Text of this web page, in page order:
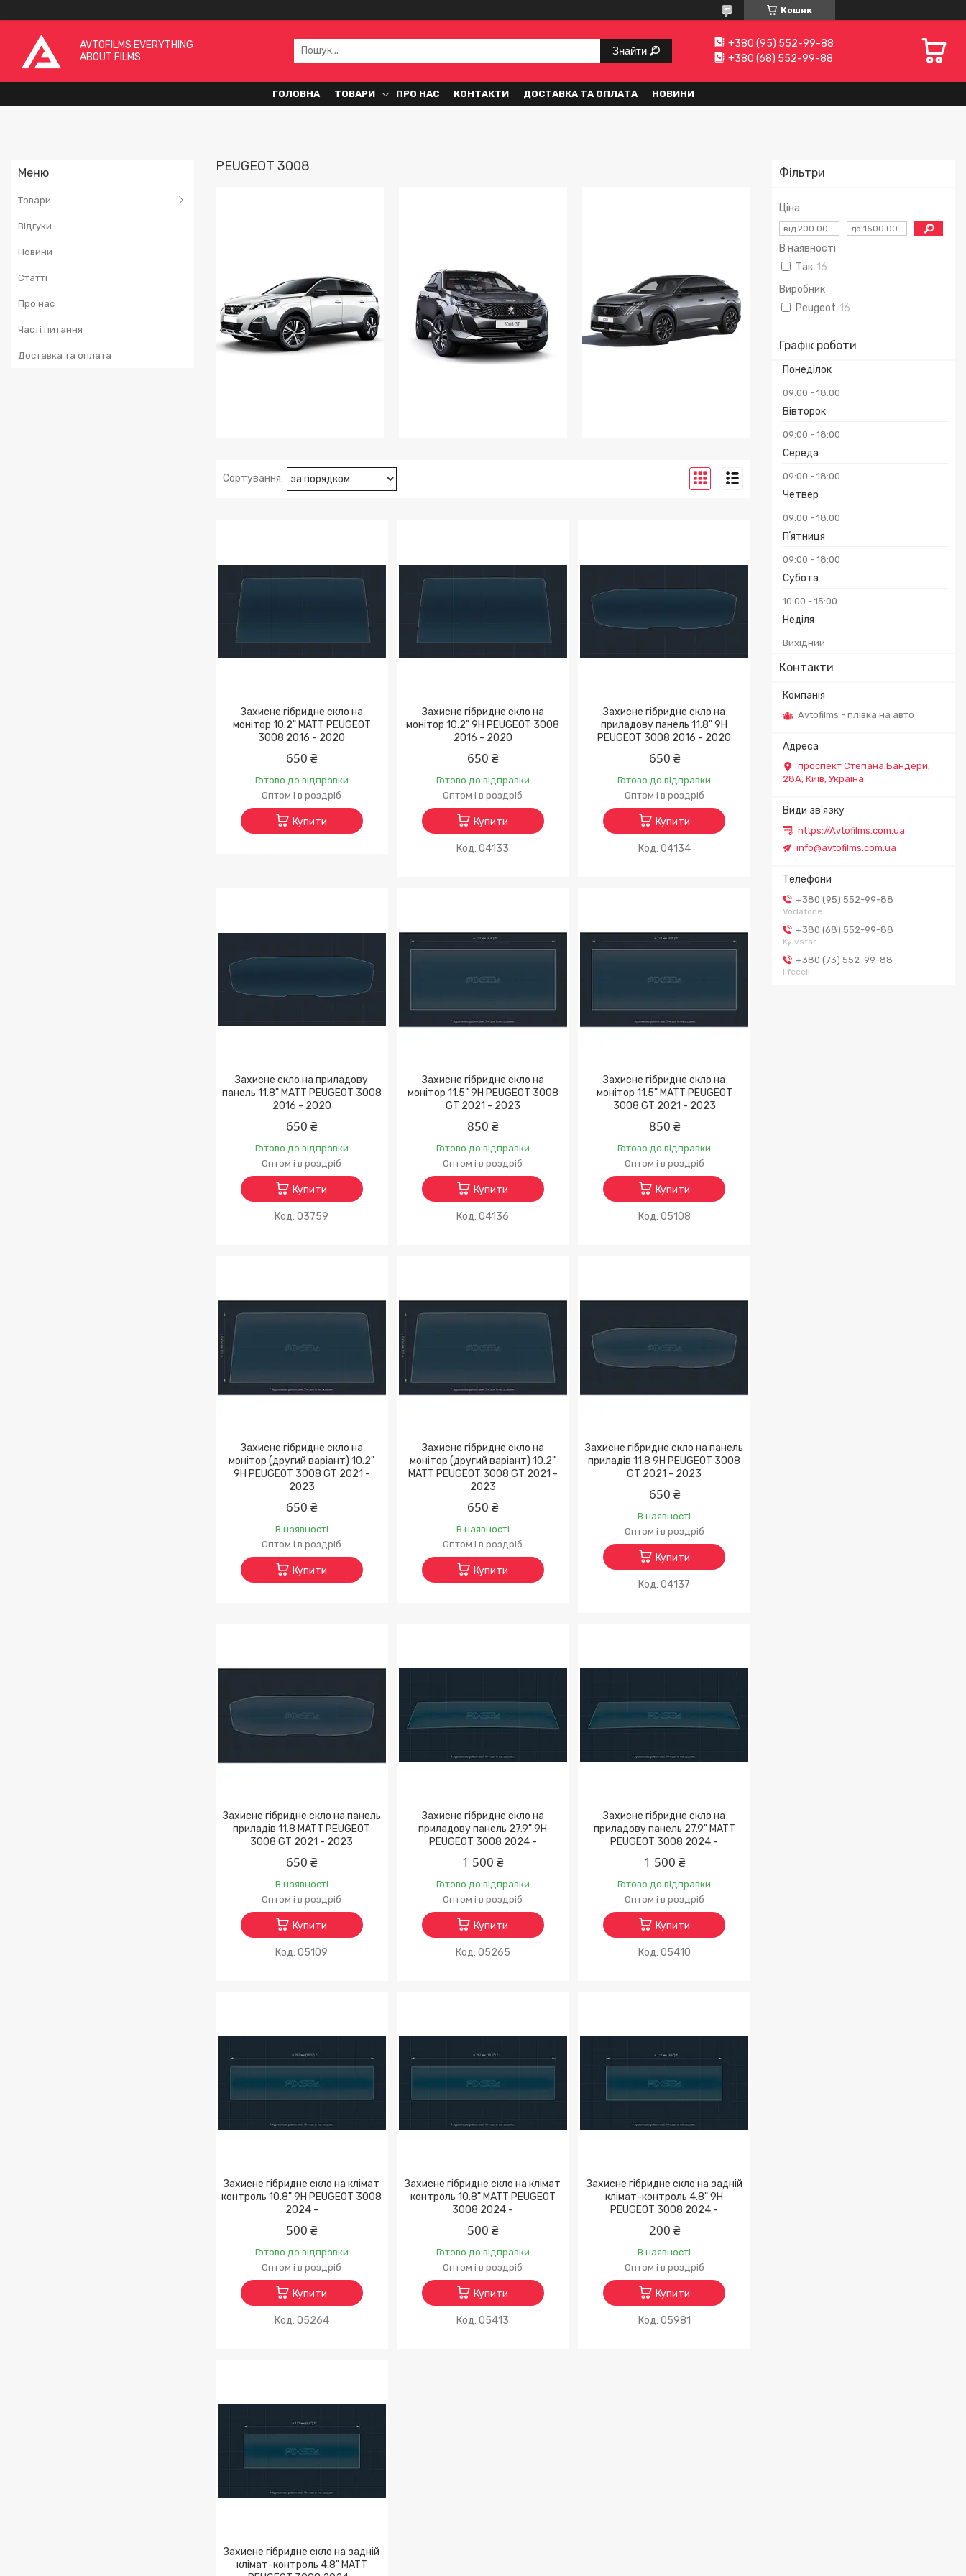
Кошик
AVTOFILMS EVERYTHING
ABOUT FILMS
Знайти
+380 (95) 552-99-88
+380 (68) 552-99-88
ГОЛОВНА ТОВАРИ ПРО НАС КОНТАКТИ ДОСТАВКА ТА ОПЛАТА НОВИНИ
Товари
Відгуки
Новини
Статті
Про нас
Часті питання
Доставка та оплата
Фільтри
Ціна
В наявності
Так 16
Виробник
Peugeot 16
Графік роботи
Понеділок
09:00 18:00
Вівторок
09:00 18:00
Середа
09:00 18:00
Четвер
09:00 18:00
Пʼятниця
09:00 18:00
Субота
10:00 15:00
Неділя
Вихідний
Контакти
Avtofilms - плівка на авто
проспект Степана Бандери,
28А, Київ, Україна
https://Avtofilms.com.ua
info@avtofilms.com.ua
+380 (95) 552-99-88
Vodafone
+380 (68) 552-99-88
Kyivstar
+380 (73) 552-99-88
lifecell
PEUGEOT 3008
Захисне гібридне скло на
монітор 10.2" MATT PEUGEOT
3008 2016 - 2020
650 ₴
Готово до відправки
Оптом і в роздріб
Купити
Захисне гібридне скло на
монітор 10.2" 9H PEUGEOT 3008
2016 - 2020
650 ₴
Готово до відправки
Оптом і в роздріб
Купити
04133
Захисне гібридне скло на
приладову панель 11.8" 9H
PEUGEOT 3008 2016 - 2020
650 ₴
Готово до відправки
Оптом і в роздріб
Купити
04134
Захисне скло на приладову
панель 11.8" MATT PEUGEOT 3008
2016 - 2020
650 ₴
Готово до відправки
Оптом і в роздріб
Купити
03759
Захисне гібридне скло на
монітор 11.5" 9H PEUGEOT 3008
GT 2021 - 2023
850 ₴
Готово до відправки
Оптом і в роздріб
Купити
04136
Захисне гібридне скло на
монітор 11.5" MATT PEUGEOT
3008 GT 2021 - 2023
850 ₴
Готово до відправки
Оптом і в роздріб
Купити
05108
Захисне гібридне скло на
монітор (другий варіант) 10.2"
9H PEUGEOT 3008 GT 2021 -
2023
650 ₴
В наявності
Оптом і в роздріб
Купити
Захисне гібридне скло на
монітор (другий варіант) 10.2"
MATT PEUGEOT 3008 GT 2021 -
2023
650 ₴
В наявності
Оптом і в роздріб
Купити
Захисне гібридне скло на панель
приладів 11.8 9H PEUGEOT 3008
GT 2021 - 2023
650 ₴
В наявності
Оптом і в роздріб
Купити
04137
Захисне гібридне скло на панель
приладів 11.8 MATT PEUGEOT
3008 GT 2021 - 2023
650 ₴
В наявності
Оптом і в роздріб
Купити
05109
Захисне гібридне скло на
приладову панель 27.9" 9H
PEUGEOT 3008 2024 -
1 500 ₴
Готово до відправки
Оптом і в роздріб
Купити
05265
Захисне гібридне скло на
приладову панель 27.9" MATT
PEUGEOT 3008 2024 -
1 500 ₴
Готово до відправки
Оптом і в роздріб
Купити
05410
Захисне гібридне скло на клімат
контроль 10.8" 9H PEUGEOT 3008
2024 -
500 ₴
Готово до відправки
Оптом і в роздріб
Купити
05264
Захисне гібридне скло на клімат
контроль 10.8" MATT PEUGEOT
3008 2024 -
500 ₴
Готово до відправки
Оптом і в роздріб
Купити
05413
Захисне гібридне скло на задній
клімат-контроль 4.8" 9H
PEUGEOT 3008 2024 -
200 ₴
В наявності
Оптом і в роздріб
Купити
05981
Захисне гібридне скло на задній
клімат-контроль 4.8" MATT